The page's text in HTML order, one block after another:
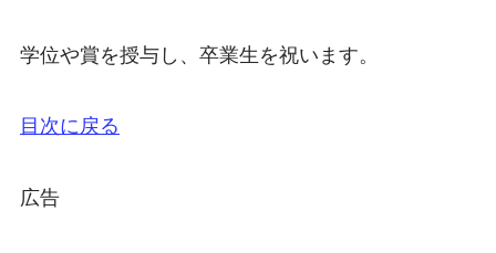
学位や賞を授与し、卒業生を祝います。
目次に戻る
広告